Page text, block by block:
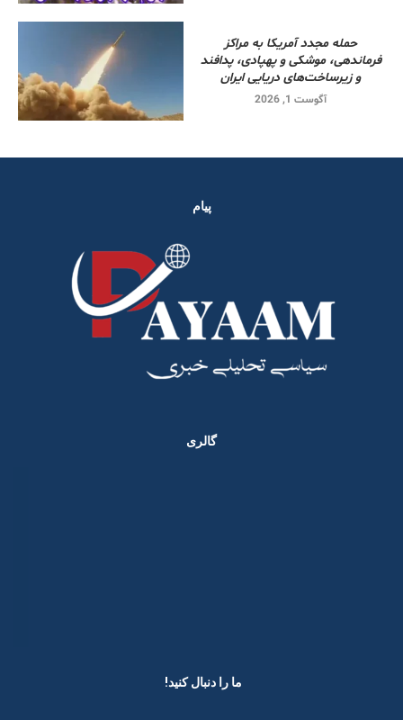
حمله مجدد آمریکا به مراکز
فرماندهی، موشکی و پهپادی، پدافند
و زیرساخت‌های دریایی ایران
آگوست 1, 2026
پیام
گالری
ما را دنبال کنید! ​